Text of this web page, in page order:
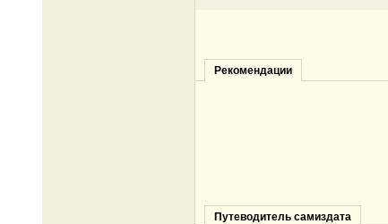
Рекомендации
Путеводитель самиздата